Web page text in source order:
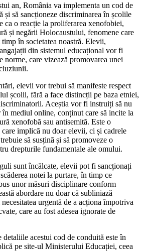
an, România va implementa un cod de
și să sancționeze discriminarea în școlile
ca o reacție la proliferarea xenofobiei,
și negării Holocaustului, fenomene care
în societatea noastră. Elevii,
din sistemul educațional vor fi
norme, care vizează promovarea unei
elevii vor trebui să manifeste respect
școlii, fără a face distincții pe baza etniei,
Aceștia vor fi instruiți să nu
în mediul online, conținut care să incite la
xenofobă sau antisemită. Este o
implică nu doar elevii, ci și cadrele
să susțină și să promoveze o
drepturile fundamentale ale omului.
sunt încălcate, elevii pot fi sancționați
notei la purtare, în timp ce
unor măsuri disciplinare conform
abordare nu doar că subliniază
urgentă de a acționa împotriva
care au fost adesea ignorate de
acestui cod de conduită este în
pe site-ul Ministerului Educației, ceea